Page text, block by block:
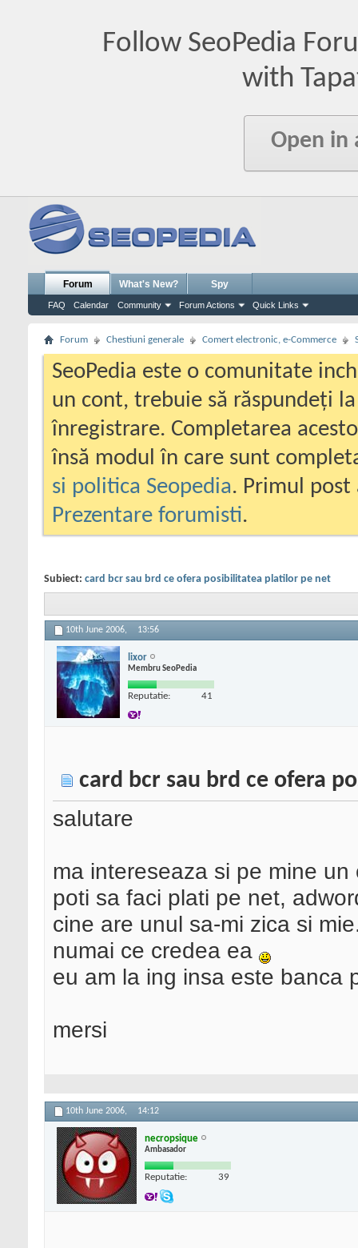
Follow SeoPedia
with
Open in
Forum
FAQ Calendar Community Forum Actions Quick Links
What's New? Spy
Forum Chestiuni generale Comert electronic, e-Commerce
SeoPedia este o comunitate
un cont, trebuie să răspundeți
înregistrare. Completarea
însă modul în care sunt
si politica Seopedia. Primul
Prezentare forumisti.
Subiect: card bcr sau brd ce ofera posibilitatea platilor pe net
10th June 2006, 13:56
lixor
Membru SeoPedia
Reputatie: 41
card bcr sau brd ce ofera
salutare
ma intereseaza si pe mine
poti sa faci plati pe net,
cine are unul sa-mi zica si
numai ce credea ea
eu am la ing insa este banca
mersi
10th June 2006, 14:12
necropsique
Ambasador
Reputatie: 39